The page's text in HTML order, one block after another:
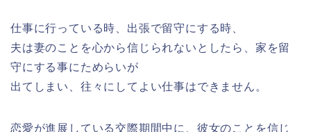
仕事に行っている時、出張で留守にする時、
夫は妻のことを心から信じられないとしたら、家を留
守にする事にためらいが
出てしまい、往々にしてよい仕事はできません。
恋愛が進展している交際期間中に、彼女のことを信じ